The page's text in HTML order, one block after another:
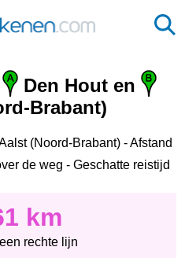
Den Hout en
Brabant)
(Noord-Brabant) - Afstand
de weg - Geschatte reistijd
km
rechte lijn